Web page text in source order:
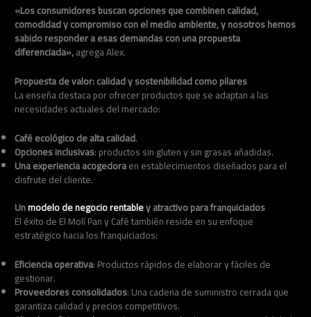
«Los consumidores buscan opciones que combinen calidad,
comodidad y compromiso con el medio ambiente, y nosotros hemos
sabido responder a esas demandas con una propuesta
diferenciada»,agrega Alex.
Propuesta de valor: calidad y sostenibilidad como pilares
La enseña destaca por ofrecer productos que se adaptan a las
necesidades actuales del mercado:
Café ecológico de alta calidad.
Opciones inclusivas: productos sin gluten y sin grasas añadidas.
Una experiencia acogedoraen establecimientos diseñados para el
disfrute del cliente.
Unmodelo de negocio rentabley atractivo para franquiciados
El éxito de El Molí Pan y Café también reside en su enfoque
estratégico hacia los franquiciados:
Eficiencia operativa: Productos rápidos de elaborar y fáciles de
gestionar.
Proveedores consolidados: Una cadena de suministro cerrada que
garantiza calidad y precios competitivos.